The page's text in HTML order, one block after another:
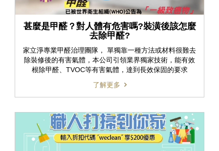
甚麼是甲醛？對人體有危害嗎?裝潢後該怎麼
去除甲醛?
家立淨專業甲醛治理團隊， 單獨靠一種方法或材料很難去
除裝修後的有害氣體，本公司引領業界獨家技術，能有效
根除甲醛、TVOC等有害氣體，達到長效保固的要求
了解更多